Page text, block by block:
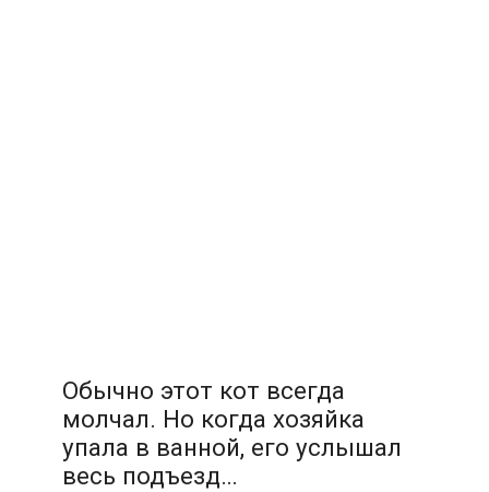
Обычно этот кот всегда
молчал. Но когда хозяйка
упала в ванной, его услышал
весь подъезд…